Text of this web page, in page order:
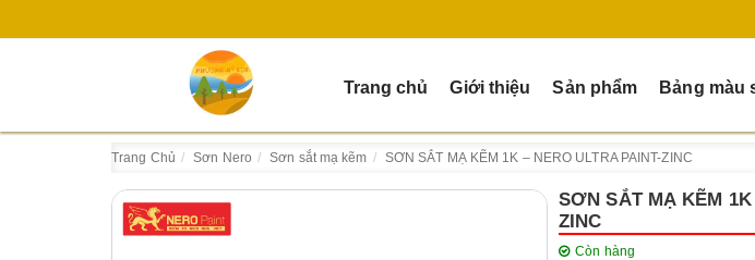
Trang chủ Giới thiệu Sản phẩm Bảng màu
Trang Chủ Sơn Nero Sơn sắt mạ kẽm SƠN SẮT MẠ KẼM 1K – NERO ULTRA PAINT-ZINC
SƠN SẮT MẠ KẼM
ZINC
Còn hàng